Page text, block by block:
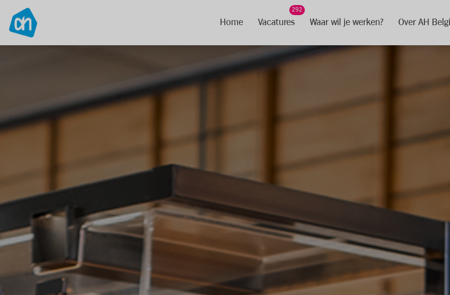
Home Vacatures
292
Waar wil je werken? Over AH